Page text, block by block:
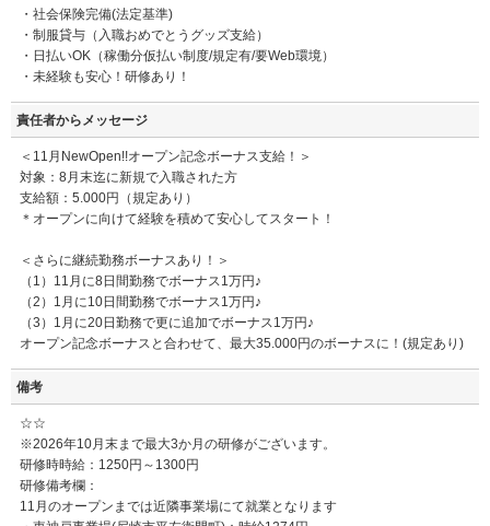
・社会保険完備(法定基準)
・制服貸与（入職おめでとうグッズ支給）
・日払いOK（稼働分仮払い制度/規定有/要Web環境）
・未経験も安心！研修あり！
責任者からメッセージ
＜11月NewOpen!!オープン記念ボーナス支給！＞
対象：8月末迄に新規で入職された方
支給額：5.000円（規定あり）
＊オープンに向けて経験を積めて安心してスタート！
＜さらに継続勤務ボーナスあり！＞
（1）11月に8日間勤務でボーナス1万円♪
（2）1月に10日間勤務でボーナス1万円♪
（3）1月に20日勤務で更に追加でボーナス1万円♪
オープン記念ボーナスと合わせて、最大35.000円のボーナスに！(規定あり)
備考
☆☆
※2026年10月末まで最大3か月の研修がございます。
研修時時給：1250円～1300円
研修備考欄：
11月のオープンまでは近隣事業場にて就業となります